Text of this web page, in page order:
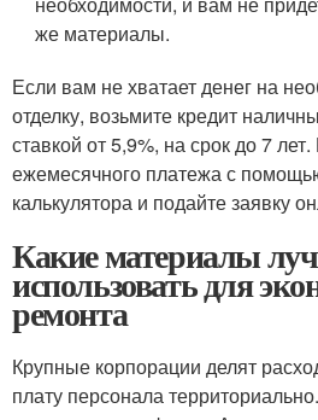
же материалы.
Если вам не хватает денег на
отделку, возьмите кредит
ставкой от 5,9%, на срок до 7
ежемесячного платежа с
калькулятора и подайте заявку
Какие материалы
использовать для
ремонта
Крупные корпорации делят
плату персонала